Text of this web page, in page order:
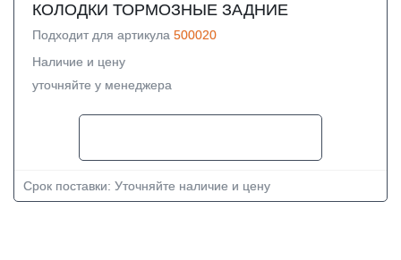
КОЛОДКИ ТОРМОЗНЫЕ ЗАДНИЕ
Подходит для артикула 500020
Наличие и цену
уточняйте у менеджера
Срок поставки: Уточняйте наличие и цену